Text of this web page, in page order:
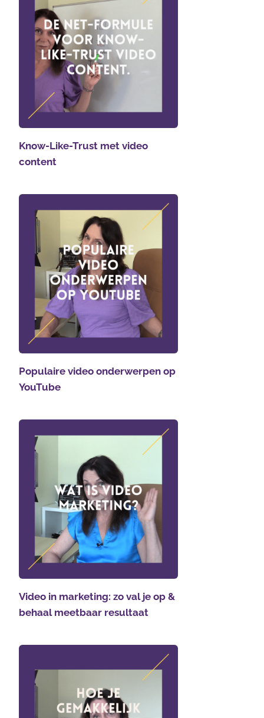
Know-Like-Trust met video
content
Populaire video onderwerpen op
YouTube
Video in marketing: zo val je op &
behaal meetbaar resultaat